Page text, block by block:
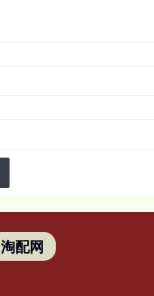
淘配网